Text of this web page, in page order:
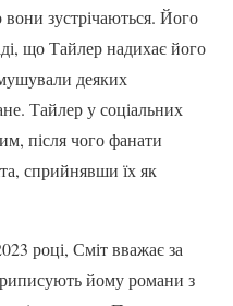
зустрічаються. Його
що Тайлер надихає його
деяких
Тайлер у соціальних
після чого фанати
сприйнявши їх як
році, Сміт вважає за
йому романи з